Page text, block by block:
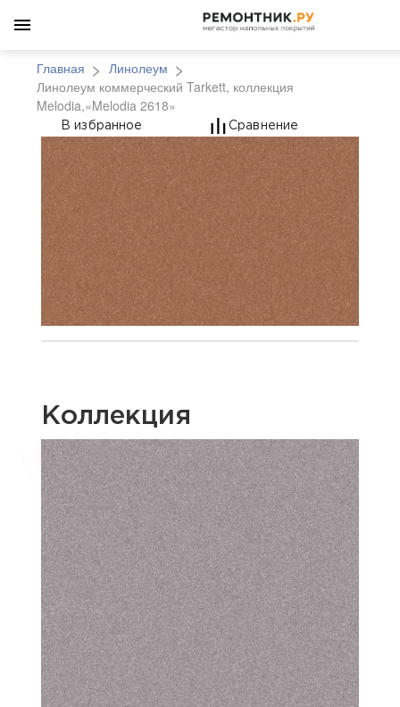
Главная
Линолеум
Линолеум коммерческий Tarkett, коллекция
Melodia,«Melodia 2618»
Линолеум
В избранное Сравнение
Коллекция